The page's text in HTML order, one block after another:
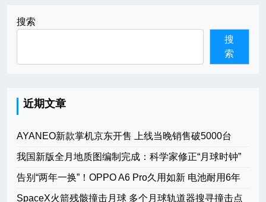
搜索
搜
索
近期文章
AYANEO新款掌机京东开售 上线当晚销售破5000台
我国新版全月地质图编制完成：科学家修正“月球时钟”
告别“两年一换”！OPPO A6 Pro久用如新 电池耐用6年
SpaceX火箭残骸撞击月球 多个月球轨道器搜寻撞击点